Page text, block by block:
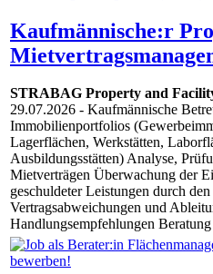
Kaufmännische:r
STRABAG Property and
29.07.2026 - Kaufmännische
Immobilienportfolios
Lagerflächen, Werkstätten,
Ausbildungsstätten) Analyse,
Mietverträgen Überwachung der
geschuldeter Leistungen durch
Vertragsabweichungen und
Handlungsempfehlungen